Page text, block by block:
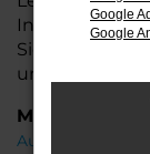
Sie uns und
und dem
Marken
Audi
Google
Google